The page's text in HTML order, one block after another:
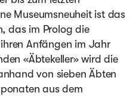
Museumsneuheit ist das
das im Prolog die
Anfängen im Jahr
«Äbtekeller» wird die
von sieben Äbten
aus dem